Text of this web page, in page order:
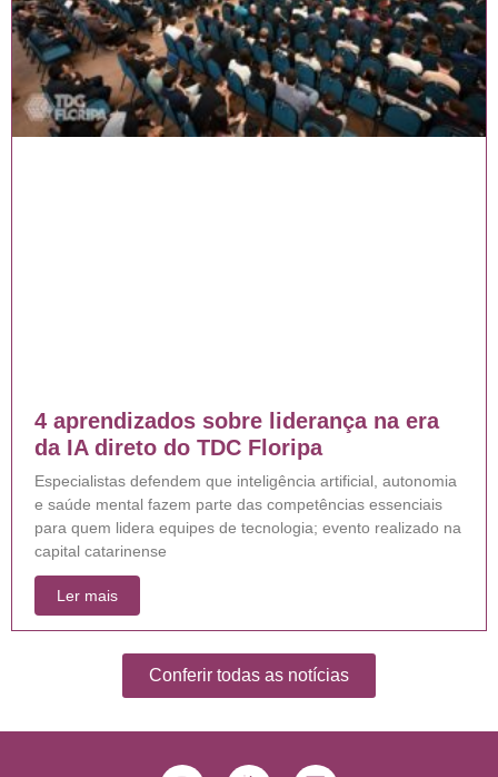
4 aprendizados sobre liderança na era
da IA direto do TDC Floripa
Especialistas defendem que inteligência artificial, autonomia
e saúde mental fazem parte das competências essenciais
para quem lidera equipes de tecnologia; evento realizado na
capital catarinense
Ler mais
Conferir todas as notícias